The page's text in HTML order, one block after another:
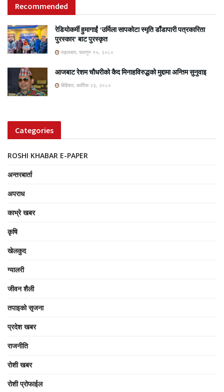
Recommended
रेडियोकर्मी हुमागाईं ‘उर्मिला सापकोटा स्मृति डाँडापारी पत्रकारिता
पुरस्कार’ बाट पुरस्कृत
मङ्लबार, फाल्गुन १५, २०८०
आजबाट रेशम चौधरीको कैद मिनाहविरुद्धको मुद्दामा अन्तिम सुनुवाइ
बिहिबार, कार्तिक २३, २०८०
Categories
ROSHI KHABAR E-PAPER
अन्तरबार्ता
अपराध
काभ्रे खबर
कृषि
खेलकुद
ग्यालरी
जीवन शैली
तपाइको सृजना
प्रदेश खबर
राजनीति
रोशी खबर
रोशी प्रोफाईल